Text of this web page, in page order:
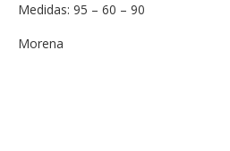
Medidas: 95 – 60 – 90
Morena